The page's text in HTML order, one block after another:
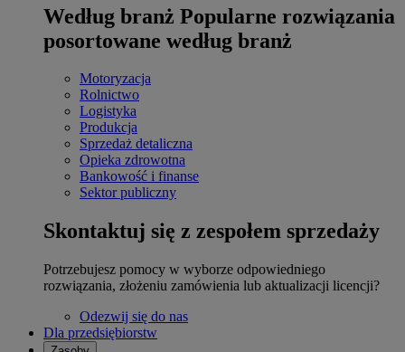
Według branż Popularne rozwiązania
posortowane według branż
Motoryzacja
Rolnictwo
Logistyka
Produkcja
Sprzedaż detaliczna
Opieka zdrowotna
Bankowość i finanse
Sektor publiczny
Skontaktuj się z zespołem sprzedaży
Potrzebujesz pomocy w wyborze odpowiedniego
rozwiązania, złożeniu zamówienia lub aktualizacji licencji?
Odezwij się do nas
Dla przedsiębiorstw